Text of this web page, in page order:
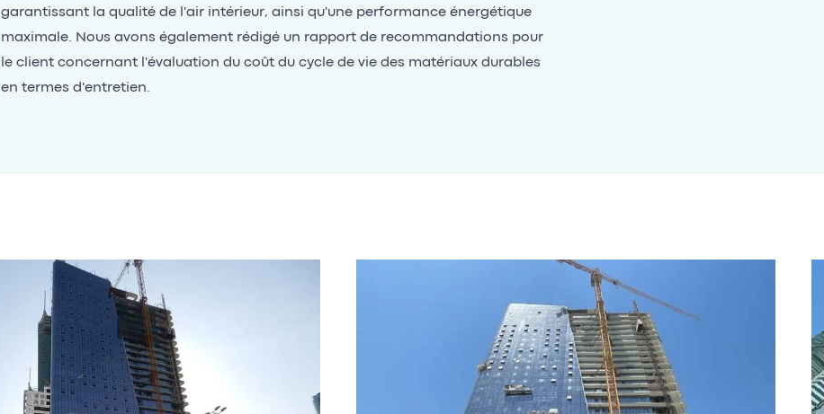
garantissant la qualité de l'air intérieur, ainsi qu'une performance énergétique
maximale. Nous avons également rédigé un rapport de recommandations pour
le client concernant l'évaluation du coût du cycle de vie des matériaux durables
en termes d'entretien.